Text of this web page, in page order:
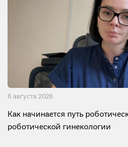
6 августа 2026
Как начинается путь
роботической гинекологии